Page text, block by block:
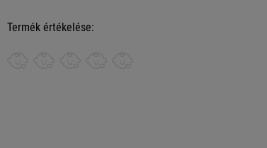
Termék értékelése: